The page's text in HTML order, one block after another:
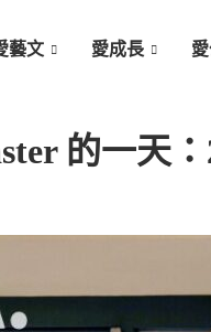
藝文 愛成長
的一天